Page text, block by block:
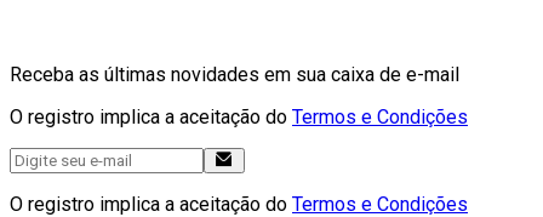
Receba as últimas novidades em sua caixa de e-mail
O registro implica a aceitação do Termos e Condições
O registro implica a aceitação do Termos e Condições